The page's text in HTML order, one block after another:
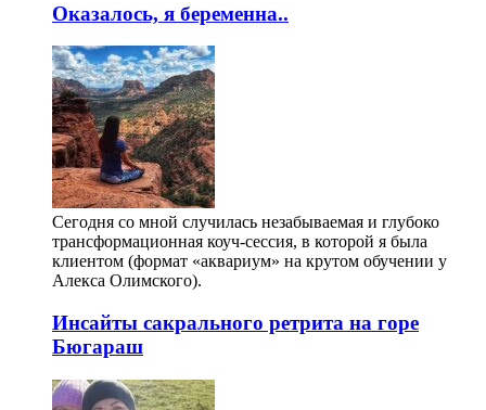
Оказалось, я беременна..
Сегодня со мной случилась незабываемая и глубоко
трансформационная коуч-сессия, в которой я была
клиентом (формат «аквариум» на крутом обучении у
Алекса Олимского).
Инсайты сакрального ретрита на горе
Бюгараш